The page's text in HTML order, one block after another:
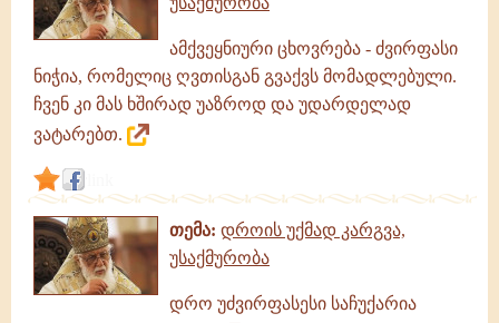
ამქვეყნიური ცხოვრება - ძვირფასი
ნიჭია, რომელიც ღვთისგან გვაქვს მომადლებული.
ჩვენ კი მას ხშირად უაზროდ და უდარდელად
ვატარებთ.
თემა: დროის უქმად კარგვა,
უსაქმურობა
დრო უძვირფასესი საჩუქარია